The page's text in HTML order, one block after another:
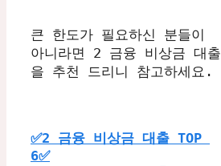
큰 한도가 필요하신 분들이
아니라면 2 금융 비상금 대출
을 추천 드리니 참고하세요.
✅2 금융 비상금 대출 TOP
6✅